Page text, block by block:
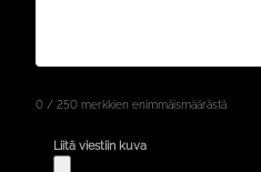
0 / 250 merkkien enimmäismäärästä
Liitä viestiin kuva